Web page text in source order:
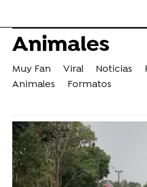
Animales
Muy Fan Viral Noticias
Animales
Formatos